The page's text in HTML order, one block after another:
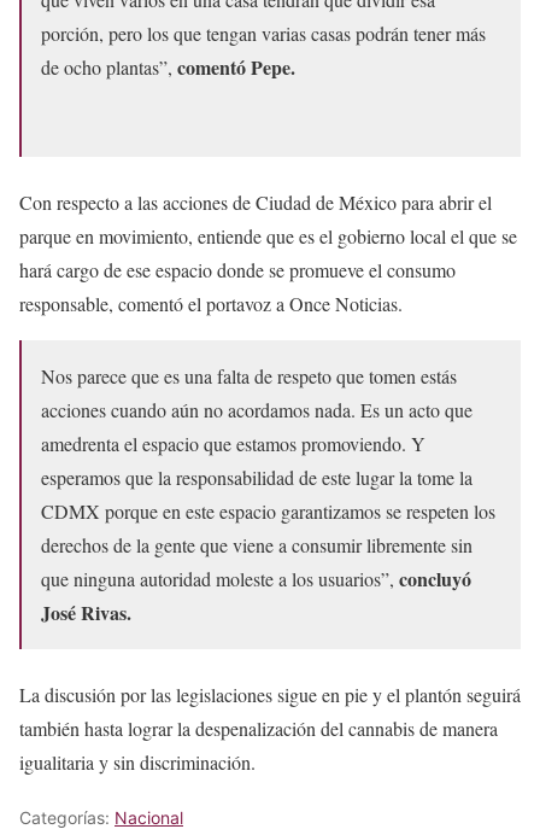
porción, pero los que tengan varias casas podrán tener más
de ocho plantas”, comentó Pepe.
Con respecto a las acciones de Ciudad de México para abrir el
parque en movimiento, entiende que es el gobierno local el que se
hará cargo de ese espacio donde se promueve el consumo
responsable, comentó el portavoz a Once Noticias.
Nos parece que es una falta de respeto que tomen estás
acciones cuando aún no acordamos nada. Es un acto que
amedrenta el espacio que estamos promoviendo. Y
esperamos que la responsabilidad de este lugar la tome la
CDMX porque en este espacio garantizamos se respeten los
derechos de la gente que viene a consumir libremente sin
que ninguna autoridad moleste a los usuarios”, concluyó
José Rivas.
La discusión por las legislaciones sigue en pie y el plantón seguirá
también hasta lograr la despenalización del cannabis de manera
igualitaria y sin discriminación.
Categorías: Nacional